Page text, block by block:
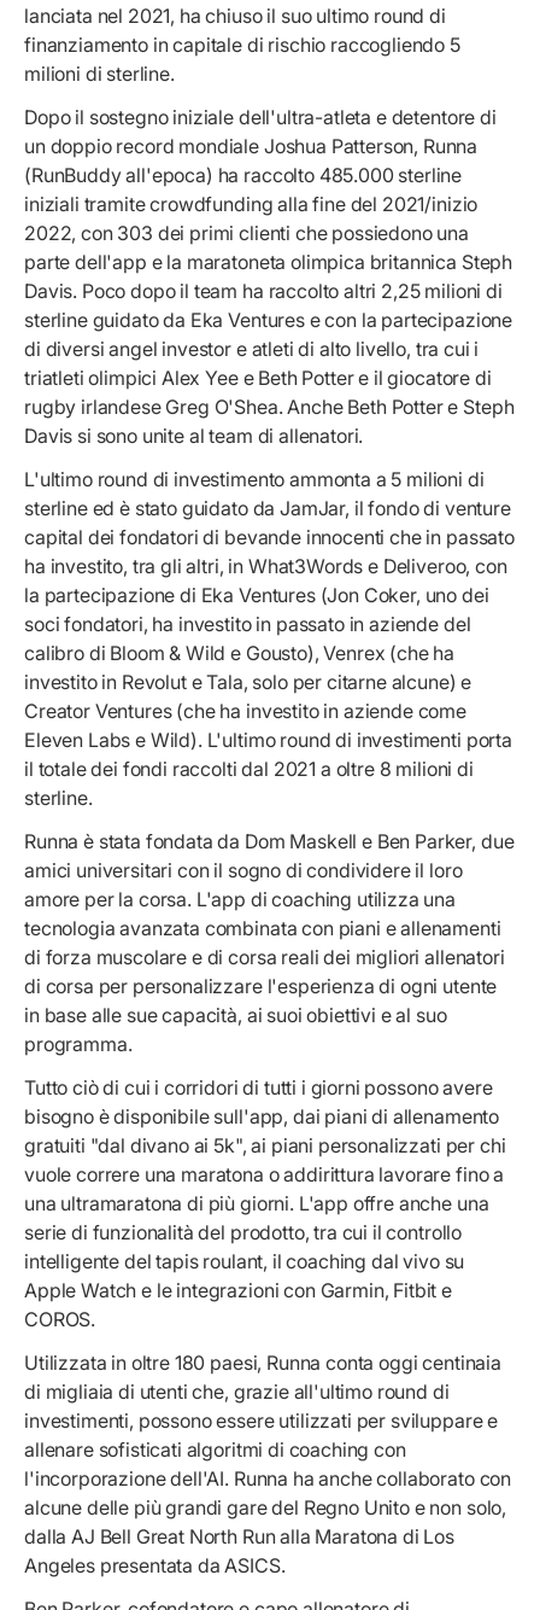
lanciata nel 2021, ha chiuso il suo ultimo round di
finanziamento in capitale di rischio raccogliendo 5
milioni di sterline.
Dopo il sostegno iniziale dell'ultra-atleta e detentore di
un doppio record mondiale Joshua Patterson, Runna
(RunBuddy all'epoca) ha raccolto 485.000 sterline
iniziali tramite crowdfunding alla fine del 2021/inizio
2022, con 303 dei primi clienti che possiedono una
parte dell'app e la maratoneta olimpica britannica Steph
Davis. Poco dopo il team ha raccolto altri 2,25 milioni di
sterline guidato da Eka Ventures e con la partecipazione
di diversi angel investor e atleti di alto livello, tra cui i
triatleti olimpici Alex Yee e Beth Potter e il giocatore di
rugby irlandese Greg O'Shea. Anche Beth Potter e Steph
Davis si sono unite al team di allenatori.
L'ultimo round di investimento ammonta a 5 milioni di
sterline ed è stato guidato da JamJar, il fondo di venture
capital dei fondatori di bevande innocenti che in passato
ha investito, tra gli altri, in What3Words e Deliveroo, con
la partecipazione di Eka Ventures (Jon Coker, uno dei
soci fondatori, ha investito in passato in aziende del
calibro di Bloom & Wild e Gousto), Venrex (che ha
investito in Revolut e Tala, solo per citarne alcune) e
Creator Ventures (che ha investito in aziende come
Eleven Labs e Wild). L'ultimo round di investimenti porta
il totale dei fondi raccolti dal 2021 a oltre 8 milioni di
sterline.
Runna è stata fondata da Dom Maskell e Ben Parker, due
amici universitari con il sogno di condividere il loro
amore per la corsa. L'app di coaching utilizza una
tecnologia avanzata combinata con piani e allenamenti
di forza muscolare e di corsa reali dei migliori allenatori
di corsa per personalizzare l'esperienza di ogni utente
in base alle sue capacità, ai suoi obiettivi e al suo
programma.
Tutto ciò di cui i corridori di tutti i giorni possono avere
bisogno è disponibile sull'app, dai piani di allenamento
gratuiti "dal divano ai 5k", ai piani personalizzati per chi
vuole correre una maratona o addirittura lavorare fino a
una ultramaratona di più giorni. L'app offre anche una
serie di funzionalità del prodotto, tra cui il controllo
intelligente del tapis roulant, il coaching dal vivo su
Apple Watch e le integrazioni con Garmin, Fitbit e
COROS.
Utilizzata in oltre 180 paesi, Runna conta oggi centinaia
di migliaia di utenti che, grazie all'ultimo round di
investimenti, possono essere utilizzati per sviluppare e
allenare sofisticati algoritmi di coaching con
l'incorporazione dell'AI. Runna ha anche collaborato con
alcune delle più grandi gare del Regno Unito e non solo,
dalla AJ Bell Great North Run alla Maratona di Los
Angeles presentata da ASICS.